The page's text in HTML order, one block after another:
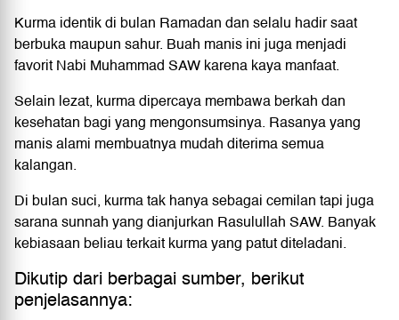
Kurma identik di bulan Ramadan dan selalu hadir saat
berbuka maupun sahur. Buah manis ini juga menjadi
favorit Nabi Muhammad SAW karena kaya manfaat.
Selain lezat, kurma dipercaya membawa berkah dan
kesehatan bagi yang mengonsumsinya. Rasanya yang
manis alami membuatnya mudah diterima semua
kalangan.
Di bulan suci, kurma tak hanya sebagai cemilan tapi juga
sarana sunnah yang dianjurkan Rasulullah SAW. Banyak
kebiasaan beliau terkait kurma yang patut diteladani.
Dikutip dari berbagai sumber, berikut
penjelasannya: